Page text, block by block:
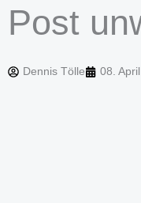
Post
Dennis Tölle 08.